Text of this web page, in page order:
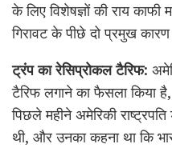
के लिए विशेषज्ञों की राय काफी
गिरावट के पीछे दो प्रमुख
ट्रंप का रेसिप्रोकल टैरिफ:
टैरिफ लगाने का फैसला किया
पिछले महीने अमेरिकी
थी, और उनका कहना था कि